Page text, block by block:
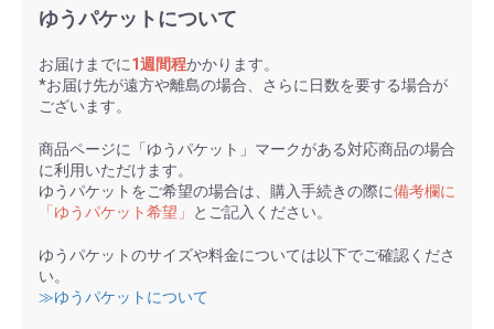
ゆうパケットについて
お届けまでに1週間程かかります。
*お届け先が遠方や離島の場合、さらに日数を要する場合が
ございます。
商品ページに「ゆうパケット」マークがある対応商品の場合
に利用いただけます。
ゆうパケットをご希望の場合は、購入手続きの際に備考欄に
「ゆうパケット希望」
とご記入ください。
ゆうパケットのサイズや料金については以下でご確認くださ
い。
≫ゆうパケットについて